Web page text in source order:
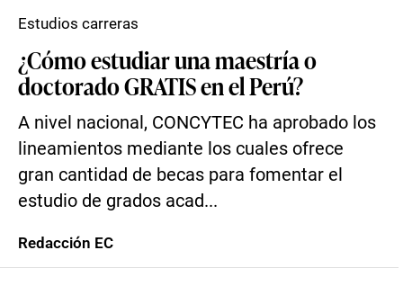
¿Cómo estudiar una maestría o
doctorado GRATIS en el Perú?
A nivel nacional, CONCYTEC ha aprobado los
lineamientos mediante los cuales ofrece
gran cantidad de becas para fomentar el
estudio de grados acad...
Estudios carreras
Redacción EC